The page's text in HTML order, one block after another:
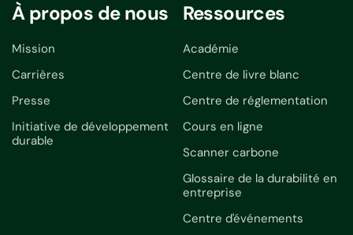
À propos de nous
Mission
Carrières
Presse
Initiative de développement
durable
Ressources
Académie
Centre de livre blanc
Centre de réglementation
Cours en ligne
Scanner carbone
Glossaire de la durabilité en
entreprise
Centre d'événements